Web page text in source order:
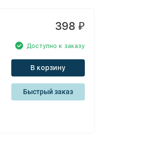
398 ₽
Доступно к заказу
В корзину
Быстрый заказ